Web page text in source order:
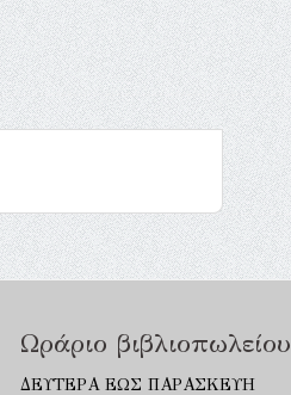
Ωράριο βιβλιοπωλείου
ΔΕΥΤΕΡΑ ΕΩΣ ΠΑΡΑΣΚΕΥΗ